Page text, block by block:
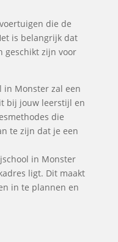
die de
is belangrijk dat
geschikt zijn voor
in Monster zal een
bij jouw leerstijl en
die
te zijn dat je een
in Monster
ligt. Dit maakt
in te plannen en